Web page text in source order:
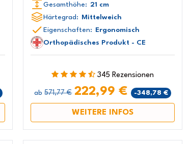
Gesamthöhe: 21 cm
Härtegrad: Mittelweich
Eigenschaften: Ergonomisch
Orthopädisches Produkt - CE
345 Rezensionen
ab 571,77 € 222,99 € -348,78 €
WEITERE INFOS